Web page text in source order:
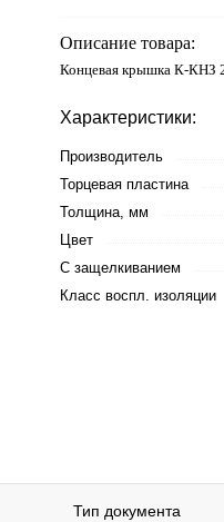
Описание товара:
Концевая крышка К-КНЗ
Характеристики:
Производитель
Торцевая пластина
Толщина, мм
Цвет
С защелкиванием
Класс воспл. изоляции
Тип документа